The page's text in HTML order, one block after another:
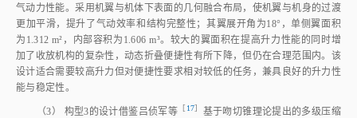
气动力性能。采用机翼与机体下表面的几何融合布局，使机翼与机身的过渡
更加平滑，提升了气动效率和结构完整性；其翼展开角为18°，单侧翼面积
为1.312 m²，内部容积为1.606 m³。较大的翼面积在提高升力性能的同时增
加了收放机构的复杂性，动态折叠便捷性有所下降，但仍在合理范围内。该
设计适合需要较高升力但对便捷性要求相对较低的任务，兼具良好的升力性
能与稳定性。
（3） 构型3的设计借鉴吕侦军等 ［ 17］ 基于吻切锥理论提出的多级压缩